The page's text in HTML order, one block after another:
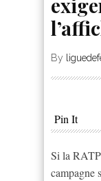
By
Pin It
Si la RATP
campagne